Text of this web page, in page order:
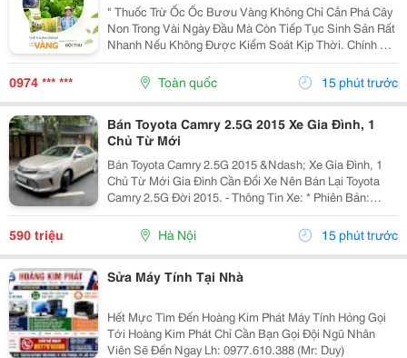
" Thuốc Trừ Ốc Ốc Bươu Vàng Không Chỉ Cắn Phá Cây
Non Trong Vài Ngày Đầu Mà Còn Tiếp Tục Sinh Sản Rất
Nhanh Nếu Không Được Kiểm Soát Kịp Thời. Chính Vì
Vậy, Khi Tìm Kiếm Giải Pháp Phòng Trừ, Nhiều Bà Con
Thường Đặt Ra Một Mong Muốn Rất Rõ Ràng: Xử Lý...
0974 *** *** Toàn quốc 15 phút trước
Bán Toyota Camry 2.5G 2015 Xe Gia Đình, 1
Chủ Từ Mới
Bán Toyota Camry 2.5G 2015 &Ndash; Xe Gia Đình, 1
Chủ Từ Mới Gia Đình Cần Đổi Xe Nên Bán Lại Toyota
Camry 2.5G Đời 2015. - Thông Tin Xe: * Phiên Bản:
Toyota Camry 2.5G * Năm Sản Xuất: 2015 * Odo: 11 Vạn
Km * Xe 1 Chủ Từ Đầu * Xuất Hóa Đơn Công...
590 triệu Hà Nội 15 phút trước
Sửa Máy Tính Tại Nhà
Hết Mực Tìm Đến Hoàng Kim Phát Máy Tính Hỏng Gọi
Tới Hoàng Kim Phát Chỉ Cần Bạn Gọi Đội Ngũ Nhân
Viên Sẽ Đến Ngay Lh: 0977.610.388 (Mr: Duy)